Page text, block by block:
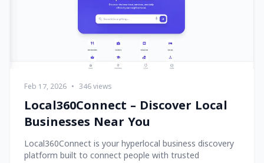
Feb 17, 2026 • 346 views
Local360Connect – Discover Local
Businesses Near You
Local360Connect is your hyperlocal business discovery
platform built to connect people with trusted